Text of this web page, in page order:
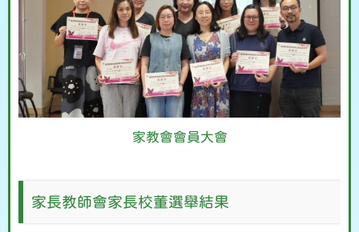
家教會會員大會
家長教師會家長校董選舉結果